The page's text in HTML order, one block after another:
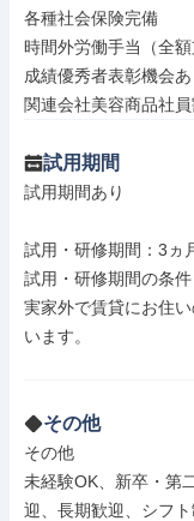
各種社会保険完備
時間外労働手当（全額
成績優秀者表彰機会あ
関連会社美容商品社
試用期間
試用期間あり
試用・研修期間：3ヵ
試用・研修期間の条
実家外で賃貸にお住
います。
その他
その他
未経験OK、新卒・第
迎、長期歓迎、シフ